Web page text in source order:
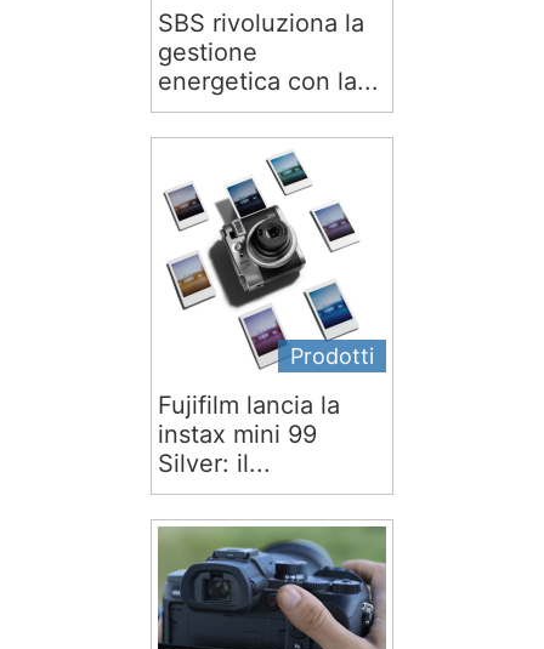
SBS rivoluziona la
gestione
energetica con la...
Prodotti
Fujifilm lancia la
instax mini 99
Silver: il...